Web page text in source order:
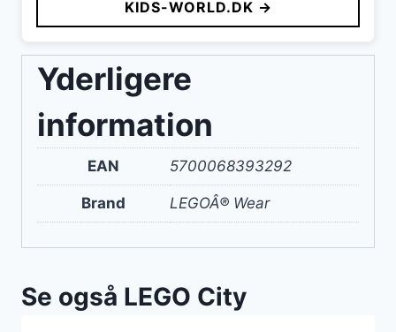
var:
192 kr..
er:
96 kr..
KIDS-WORLD.DK →
Yderligere
information
EAN 5700068393292
Brand LEGOÂ® Wear
Se også LEGO City